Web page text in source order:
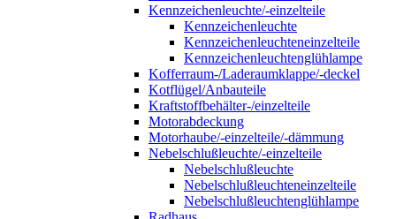
Kennzeichenleuchte/-einzelteile
Kennzeichenleuchte
Kennzeichenleuchteneinzelteile
Kennzeichenleuchtenglühlampe
Kofferraum-/Laderaumklappe/-deckel
Kotflügel/Anbauteile
Kraftstoffbehälter-/einzelteile
Motorabdeckung
Motorhaube/-einzelteile/-dämmung
Nebelschlußleuchte/-einzelteile
Nebelschlußleuchte
Nebelschlußleuchteneinzelteile
Nebelschlußleuchtenglühlampe